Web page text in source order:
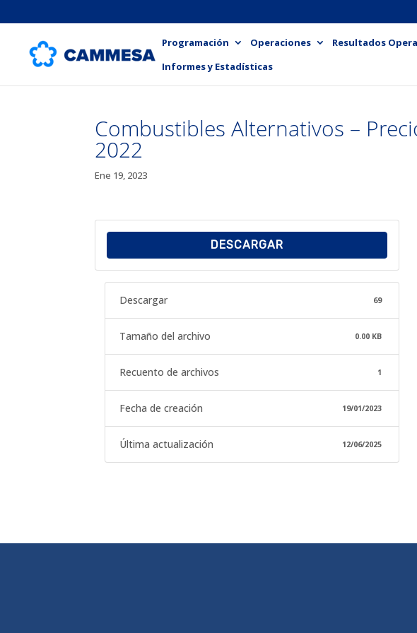
Programación Operaciones Resultados
Informes y Estadísticas
Combustibles Alternativos –
2022
Ene 19, 2023
DESCARGAR
Descargar 69
Tamaño del archivo 0.00 KB
Recuento de archivos 1
Fecha de creación 19/01/2023
Última actualización 12/06/2025